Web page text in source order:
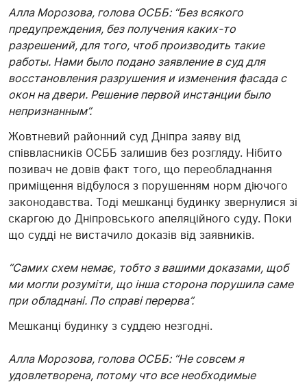
Алла Морозова, голова ОСББ: “Без всякого
предупреждения, без получения каких-то
разрешений, для того, чтоб производить такие
работы. Нами было подано заявление в суд для
восстановления разрушения и изменения фасада с
окон на двери. Решение первой инстанции было
непризнанным”.
Жовтневий районний суд Дніпра заяву від
співвласників ОСББ залишив без розгляду. Нібито
позивач не довів факт того, що переобладнання
приміщення відбулося з порушенням норм діючого
законодавства. Тоді мешканці будинку звернулися зі
скаргою до Дніпровського апеляційного суду. Поки
що судді не вистачило доказів від заявників.
“Самих схем немає, тобто з вашими доказами, щоб
ми могли розуміти, що інша сторона порушила саме
при обладнані. По справі перерва”.
Мешканці будинку з суддею незгодні.
Алла Морозова, голова ОСББ: “Не совсем я
удовлетворена, потому что все необходимые